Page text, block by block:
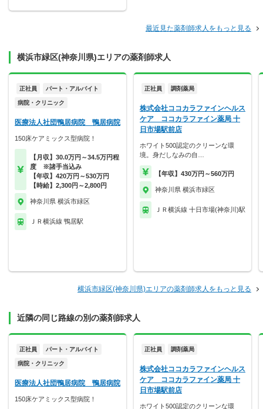
最近見た薬剤師求人をもっと見る
横浜市緑区(神奈川県)エリアの薬剤師求人
正社員 パート・アルバイト
病院・クリニック
医療法人社団鴨居病院 鴨居病院
150床ケアミックス型病院！
【月収】30.0万円～34.5万円程
度 ※諸手当込み
【年収】420万円～530万円
【時給】2,300円～2,800円
神奈川県 横浜市緑区
ＪＲ横浜線 鴨居駅
正社員 調剤薬局
株式会社ココカラファインヘルス
ケア ココカラファイン薬局 十
日市場駅前店
ホワイト500認定のクリーンな環
境。身だしなみの自…
【年収】430万円～560万円
神奈川県 横浜市緑区
ＪＲ横浜線 十日市場(神奈川)駅
横浜市緑区(神奈川県)エリアの薬剤師求人をもっと見る
近隣の同じ路線の別の薬剤師求人
正社員 パート・アルバイト
病院・クリニック
医療法人社団鴨居病院 鴨居病院
150床ケアミックス型病院！
正社員 調剤薬局
株式会社ココカラファインヘルス
ケア ココカラファイン薬局 十
日市場駅前店
ホワイト500認定のクリーンな環